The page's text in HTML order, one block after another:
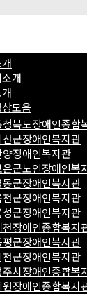
개
모음
청북도장애인종합
산군장애인복지관
양장애인복지관
은군노인장애인복
동군장애인복지관
천군장애인복지관
성군장애인복지관
천장애인종합복지
평군장애인복지관
천군장애인복지관
주시장애인종합복
원장애인종합복지